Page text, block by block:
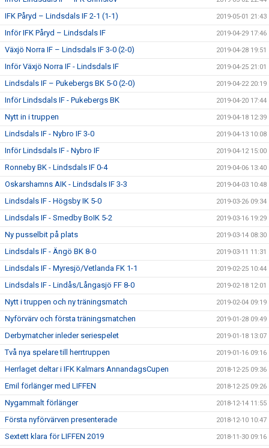
IFK Påryd – Lindsdals IF 2-1 (1-1) 2019-05-01 21:43
Inför IFK Påryd – Lindsdals IF 2019-04-29 17:46
Växjö Norra IF – Lindsdals IF 3-0 (2-0) 2019-04-28 19:51
Inför Växjö Norra IF - Lindsdals IF 2019-04-25 21:01
Lindsdals IF – Pukebergs BK 5-0 (2-0) 2019-04-22 20:19
Inför Lindsdals IF - Pukebergs BK 2019-04-20 17:44
Nytt in i truppen 2019-04-18 12:39
Lindsdals IF - Nybro IF 3-0 2019-04-13 10:08
Inför Lindsdals IF - Nybro IF 2019-04-12 15:00
Ronneby BK - Lindsdals IF 0-4 2019-04-06 13:40
Oskarshamns AIK - Lindsdals IF 3-3 2019-04-03 10:48
Lindsdals IF - Högsby IK 5-0 2019-03-26 09:34
Lindsdals IF - Smedby BoIK 5-2 2019-03-16 19:29
Ny pusselbit på plats 2019-03-14 08:30
Lindsdals IF - Ängö BK 8-0 2019-03-11 11:31
Lindsdals IF - Myresjö/Vetlanda FK 1-1 2019-02-25 10:44
Lindsdals IF - Lindås/Långasjö FF 8-0 2019-02-18 12:01
Nytt i truppen och ny träningsmatch 2019-02-04 09:19
Nyförvärv och första träningsmatchen 2019-01-28 09:49
Derbymatcher inleder seriespelet 2019-01-18 13:07
Två nya spelare till herrtruppen 2019-01-16 09:16
Herrlaget deltar i IFK Kalmars AnnandagsCupen 2018-12-25 09:36
Emil förlänger med LIFFEN 2018-12-25 09:26
Nygammalt förlänger 2018-12-14 11:55
Första nyförvärven presenterade 2018-12-10 10:47
Sextett klara för LIFFEN 2019 2018-11-30 09:16